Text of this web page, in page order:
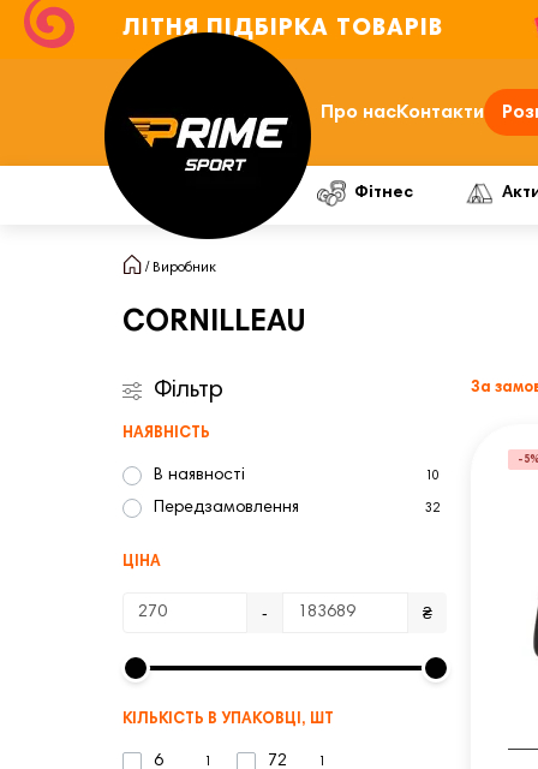
ЛІТНЯ ПІДБІРКА ТОВАРІВ
Про насКонтакти
Фітнес
Виробник
CORNILLEAU
Фільтр
НАЯВНІСТЬ
В наявності 10
Передзамовлення 32
ЦІНА
- ₴
КІЛЬКІСТЬ В УПАКОВЦІ, ШТ
6 72
За
-5%